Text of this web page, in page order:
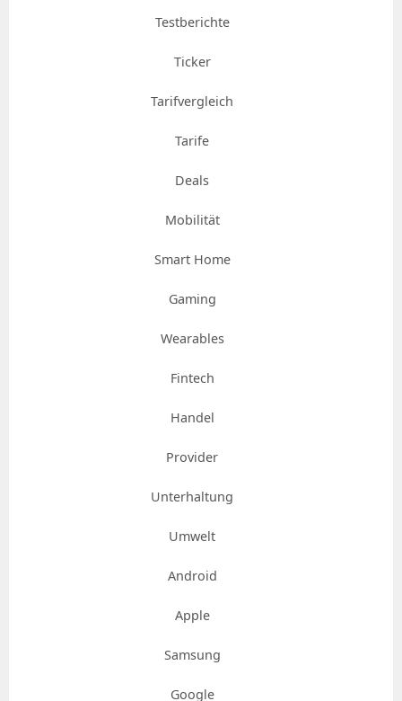
Testberichte
Ticker
Tarifvergleich
Tarife
Deals
Mobilität
Smart Home
Gaming
Wearables
Fintech
Handel
Provider
Unterhaltung
Umwelt
Android
Apple
Samsung
Google